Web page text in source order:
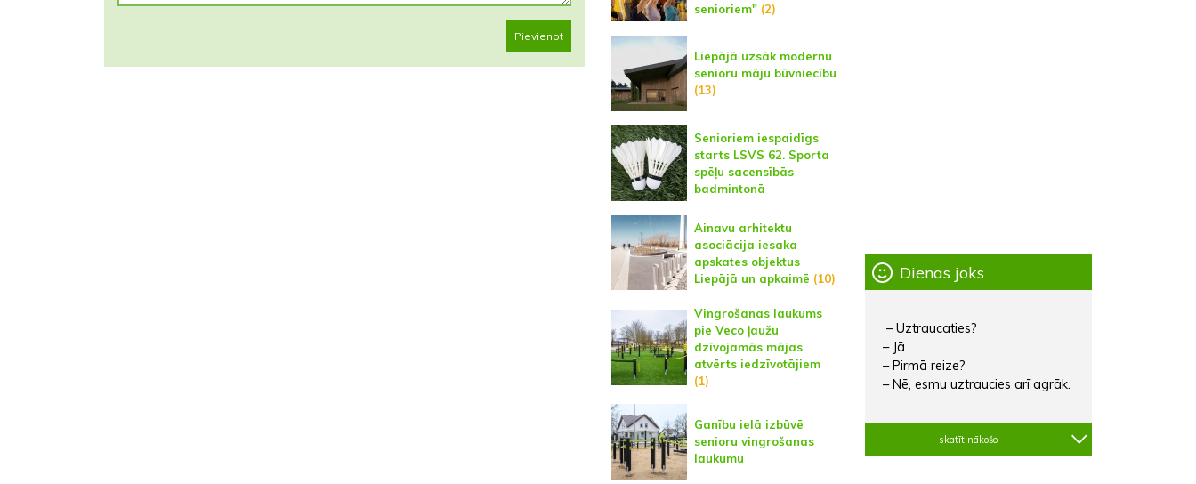
Pievienot
senioriem"(2)
Liepājā uzsāk modernu
senioru māju būvniecību
(13)
Senioriem iespaidīgs
starts LSVS 62. Sporta
spēļu sacensībās
badmintonā
Ainavu arhitektu
asociācija iesaka
apskates objektus
Liepājā un apkaimē (10)
Vingrošanas laukums
pie Veco ļaužu
dzīvojamās mājas
atvērts iedzīvotājiem
(1)
Ganību ielā izbūvē
senioru vingrošanas
laukumu
Dienas joks
– Uztraucaties?
– Jā.
– Pirmā reize?
– Nē, esmu uztraucies arī agrāk.
skatīt nākošo